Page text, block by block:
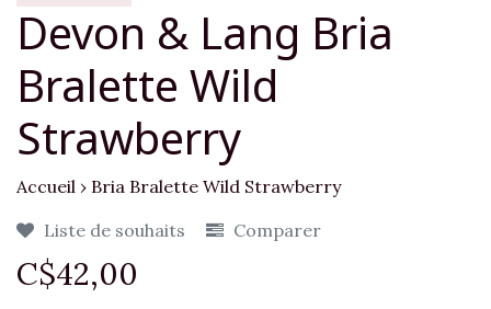
Devon & Lang Bria
Bralette Wild
Strawberry
Accueil › Bria Bralette Wild Strawberry
Liste de souhaits
Comparer
C$42,00